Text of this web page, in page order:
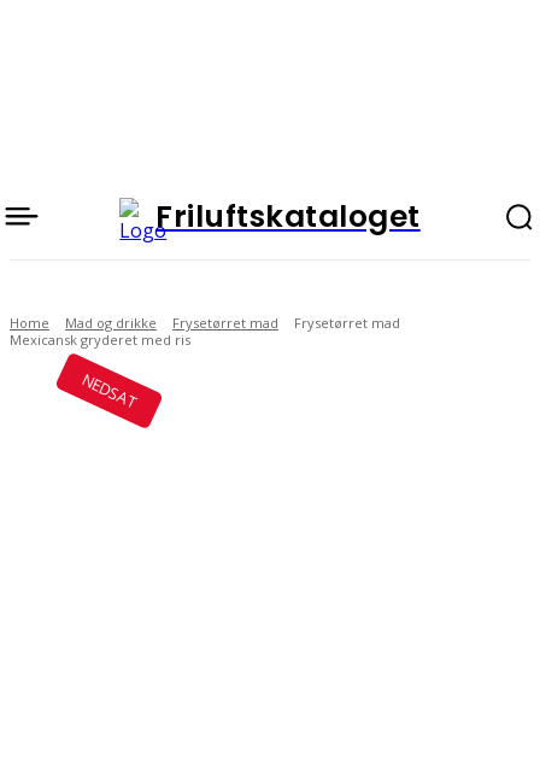
Friluftskataloget
Home Mad og drikke Frysetørret mad
Frysetørret mad
Mexicansk gryderet med ris
NEDSAT